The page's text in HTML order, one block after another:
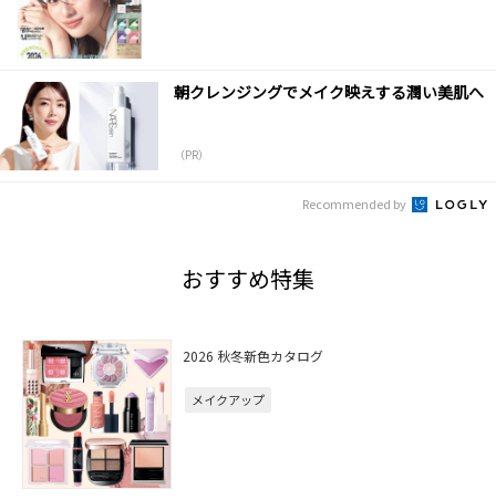
朝クレンジングでメイク映えする潤い美肌へ
（PR）
Recommended by
おすすめ特集
2026 秋冬新色カタログ
メイクアップ